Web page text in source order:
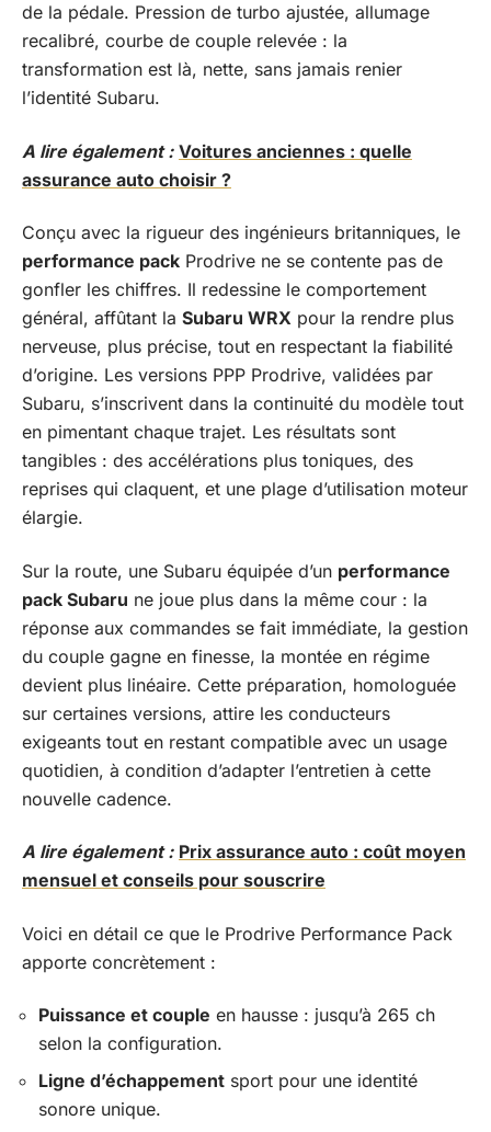
de la pédale. Pression de turbo ajustée, allumage
recalibré, courbe de couple relevée : la
transformation est là, nette, sans jamais renier
l’identité Subaru.
A lire également : Voitures anciennes : quelle
assurance auto choisir ?
Conçu avec la rigueur des ingénieurs britanniques, le
performance pack Prodrive ne se contente pas de
gonfler les chiffres. Il redessine le comportement
général, affûtant la Subaru WRX pour la rendre plus
nerveuse, plus précise, tout en respectant la fiabilité
d’origine. Les versions PPP Prodrive, validées par
Subaru, s’inscrivent dans la continuité du modèle tout
en pimentant chaque trajet. Les résultats sont
tangibles : des accélérations plus toniques, des
reprises qui claquent, et une plage d’utilisation moteur
élargie.
Sur la route, une Subaru équipée d’un performance
pack Subaru ne joue plus dans la même cour : la
réponse aux commandes se fait immédiate, la gestion
du couple gagne en finesse, la montée en régime
devient plus linéaire. Cette préparation, homologuée
sur certaines versions, attire les conducteurs
exigeants tout en restant compatible avec un usage
quotidien, à condition d’adapter l’entretien à cette
nouvelle cadence.
A lire également : Prix assurance auto : coût moyen
mensuel et conseils pour souscrire
Voici en détail ce que le Prodrive Performance Pack
apporte concrètement :
Puissance et couple en hausse : jusqu’à 265 ch
selon la configuration.
Ligne d’échappement sport pour une identité
sonore unique.